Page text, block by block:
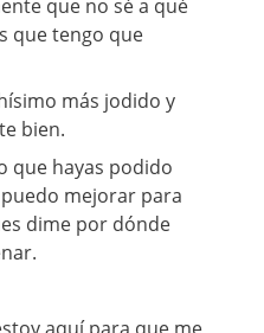
que no sé a qué
que tengo que
más jodido y
bien.
que hayas podido
mejorar para
dime por dónde